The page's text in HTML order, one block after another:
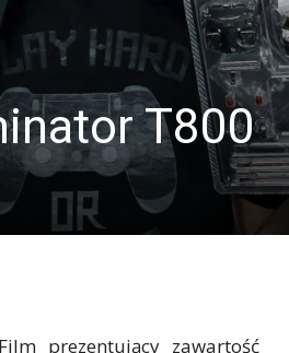
T800
Film prezentujący zawartość